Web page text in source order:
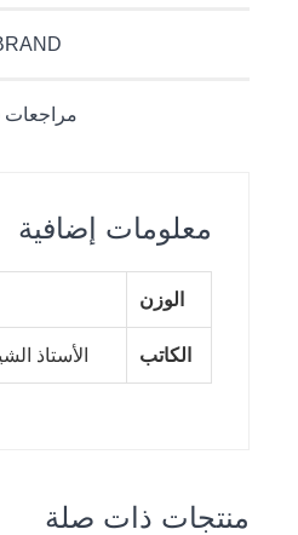
مراجعات
معلومات إضافية
الوزن
الكاتب الأستاذ
منتجات ذات صلة